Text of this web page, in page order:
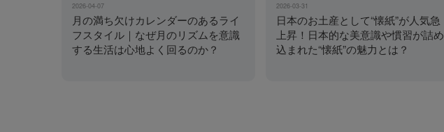
2026-04-07
月の満ち欠けカレンダーのあるライ
フスタイル｜なぜ月のリズムを意識
する生活は心地よく回るのか？
2026-03-31
日本のお土産として“懐紙”が人気急
上昇！日本的な美意識や慣習が詰め
込まれた“懐紙”の魅力とは？